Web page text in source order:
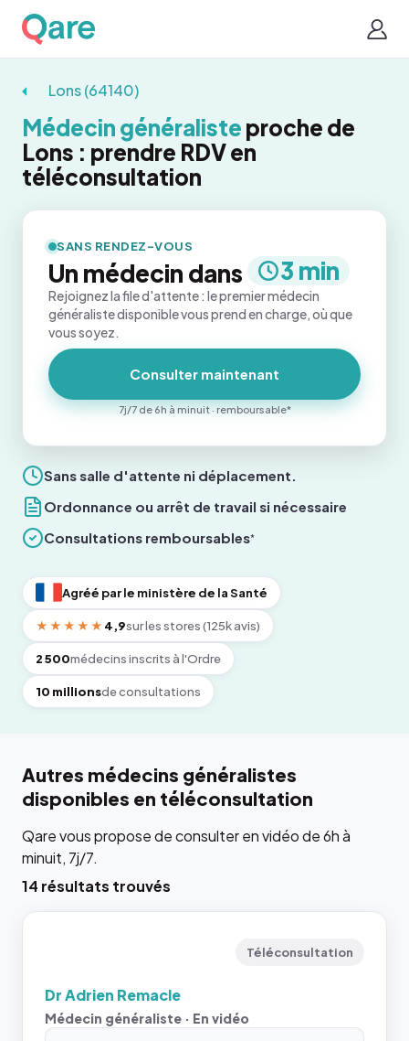
Lons (64140)
Médecin généraliste proche de
Lons : prendre RDV en
téléconsultation
Sans salle d'attente ni déplacement.
Ordonnance ou arrêt de travail si nécessaire
Consultations remboursables*
Agréé par le ministère de la Santé
★★★★★ 4,9sur les stores (125k avis)
2 500médecins inscrits à l'Ordre
10 millionsde consultations
SANS RENDEZ-VOUS
Un médecin dans 3 min
Rejoignez la file d'attente : le premier médecin
généraliste disponible vous prend en charge, où que
vous soyez.
Consulter maintenant
7j/7 de 6h à minuit · remboursable*
Autres médecins généralistes
disponibles en téléconsultation
Qare vous propose de consulter en vidéo de 6h à
minuit, 7j/7.
14 résultats trouvés
Téléconsultation
Dr Adrien Remacle
Médecin généraliste · En vidéo